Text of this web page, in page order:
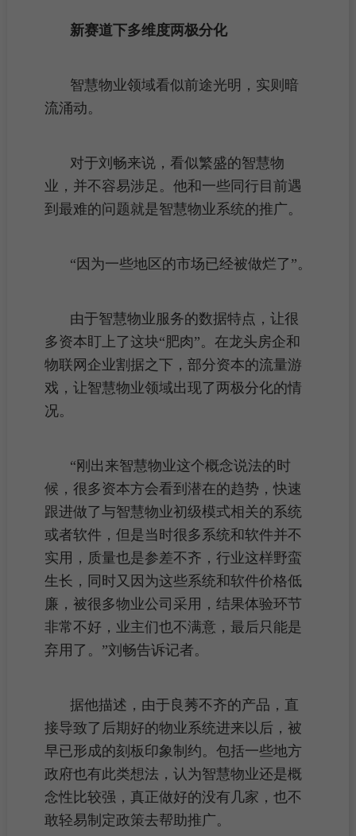
新赛道下多维度两极分化
智慧物业领域看似前途光明，实则暗
流涌动。
对于刘畅来说，看似繁盛的智慧物
业，并不容易涉足。他和一些同行目前遇
到最难的问题就是智慧物业系统的推广。
“因为一些地区的市场已经被做烂了”。
由于智慧物业服务的数据特点，让很
多资本盯上了这块“肥肉”。在龙头房企和
物联网企业割据之下，部分资本的流量游
戏，让智慧物业领域出现了两极分化的情
况。
“刚出来智慧物业这个概念说法的时
候，很多资本方会看到潜在的趋势，快速
跟进做了与智慧物业初级模式相关的系统
或者软件，但是当时很多系统和软件并不
实用，质量也是参差不齐，行业这样野蛮
生长，同时又因为这些系统和软件价格低
廉，被很多物业公司 采用，结果体验环节
非常不好， 业主们也不满意，最后只能是
弃用了。”刘畅告诉记者。
据他描述，由于良莠不齐的产品，直
接导致了后期好的物业系统进来以后，被
早已形成的刻板印象制约。包括一些地方
政府也有此类想法，认为智慧物业还是概
念性比较强，真正做好的没有几家，也不
敢轻易制定政策去帮助推广。